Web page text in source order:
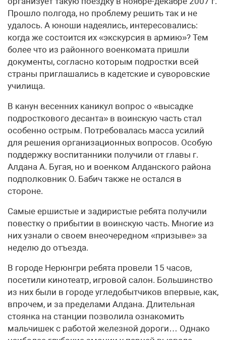
Прошло полгода, но проблему решить так и не
удалось. А юноши надеялись, интересовались:
когда же состоится их «экскурсия в армию»? Тем
более что из районного военкомата пришли
документы, согласно которым подростки всей
страны приглашались в кадетские и суворовские
училища.
В канун весенних каникул вопрос о «высадке
подросткового десанта» в воинскую часть стал
особенно острым. Потребовалась масса усилий
для решения организационных вопросов. Особую
поддержку воспитанники получили от главы г.
Алдана А. Бугая, но и военком Алданского района
подполковник О. Бабич также не остался в
стороне.
Самые ершистые и задиристые ребята получили
повестку о прибытии в воинскую часть. Многие из
них узнали о своем внеочередном «призыве» за
неделю до отъезда.
В городе Нерюнгри ребята провели 15 часов,
посетили кинотеатр, игровой салон. Большинство
из них были в городе угледобытчиков впервые, как,
впрочем, и за пределами Алдана. Длительная
стоянка на станции позволила ознакомить
мальчишек с работой железной дороги… Однако